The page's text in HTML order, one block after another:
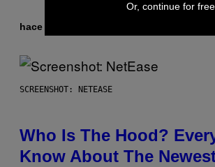
hace 2 horas
SCREENSHOT: NETEASE
Who Is The Hood?
Know About The
Or, continue for free